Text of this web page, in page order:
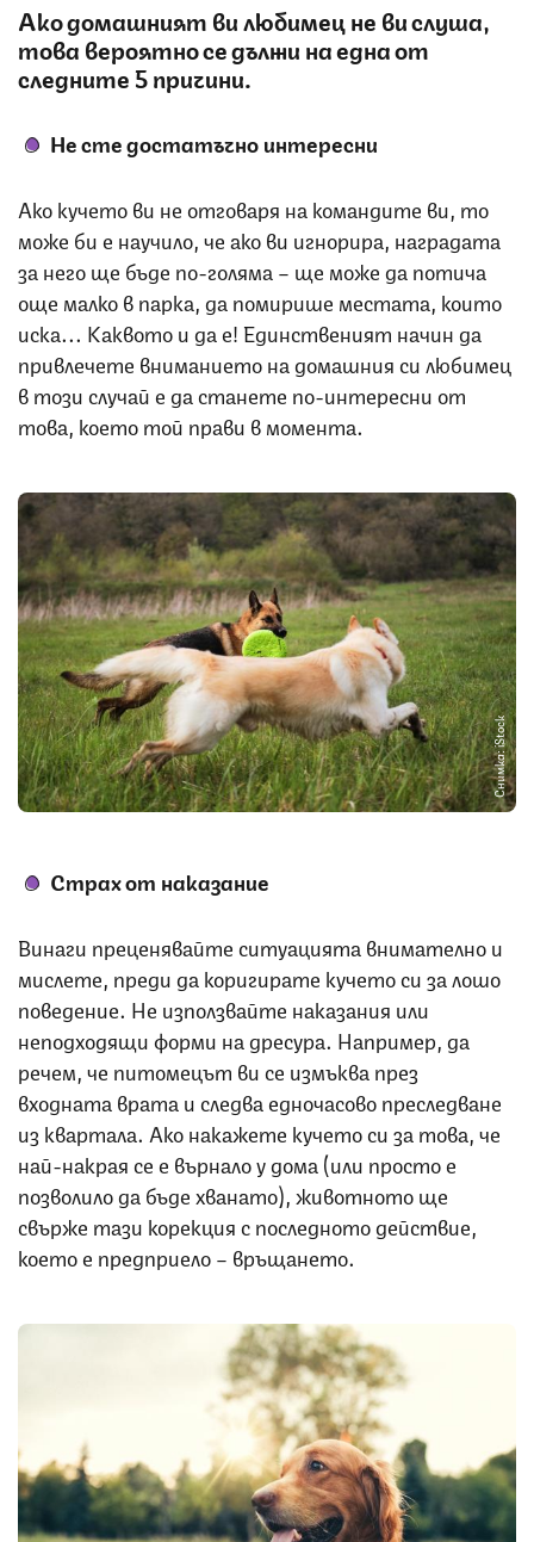
Ако домашният ви любимец не ви слуша,
това вероятно се дължи на една от
следните 5 причини.
Не сте достатъчно интересни
Ако кучето ви не отговаря на командите ви, то
може би е научило, че ако ви игнорира, наградата
за него ще бъде по-голяма – ще може да потича
още малко в парка, да помирише местата, които
иска... Каквото и да е! Единственият начин да
привлечете вниманието на домашния си любимец
в този случай е да станете по-интересни от
това, което той прави в момента.
Снимка: iStock
Страх от наказание
Винаги преценявайте ситуацията внимателно и
мислете, преди да коригирате кучето си за лошо
поведение. Не използвайте наказания или
неподходящи форми на дресура. Например, да
речем, че питомецът ви се измъква през
входната врата и следва едночасово преследване
из квартала. Ако накажете кучето си за това, че
най-накрая се е върнало у дома (или просто е
позволило да бъде хванато), животното ще
свърже тази корекция с последното действие,
което е предприело – връщането.